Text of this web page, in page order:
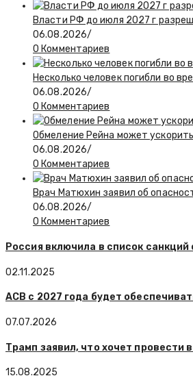
Власти РФ до июля 2027 г
06.08.2026/
0 Комментариев
Несколько человек погибли во
06.08.2026/
0 Комментариев
Обмеление Рейна может
06.08.2026/
0 Комментариев
Врач Матюхин заявил об
06.08.2026/
0 Комментариев
Россия включила в список
02.11.2025
АСВ с 2027 года будет
07.07.2026
Трамп заявил, что хочет провести
15.08.2025